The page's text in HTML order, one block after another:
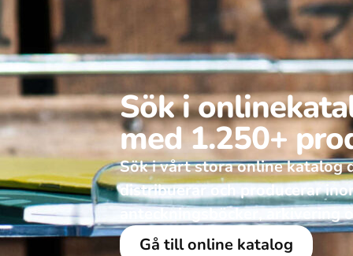
Sök i
med 1.250+
Sök i vårt stora online katalog
distribuerar och producerar
anteckningsböcker, arkivering
Gå till online katalog